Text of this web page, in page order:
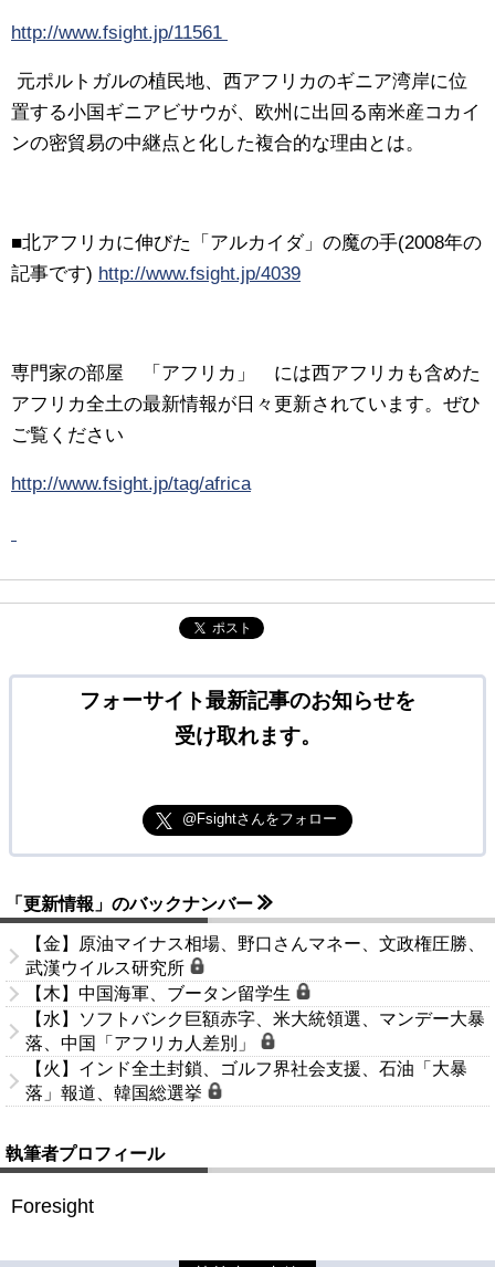
http://www.fsight.jp/11561
元ポルトガルの植民地、西アフリカのギニア湾岸に位
置する小国ギニアビサウが、欧州に出回る南米産コカイ
ンの密貿易の中継点と化した複合的な理由とは。
■北アフリカに伸びた「アルカイダ」の魔の手(2008年の
記事です) http://www.fsight.jp/4039
専門家の部屋 「アフリカ」 には西アフリカも含めた
アフリカ全土の最新情報が日々更新されています。ぜひ
ご覧ください
http://www.fsight.jp/tag/africa
ポスト
フォーサイト最新記事のお知らせを
受け取れます。
@Fsightさんをフォロー
「更新情報」のバックナンバー
【金】原油マイナス相場、野口さんマネー、文政権圧勝、
武漢ウイルス研究所
【木】中国海軍、ブータン留学生
【水】ソフトバンク巨額赤字、米大統領選、マンデー大暴
落、中国「アフリカ人差別」
【火】インド全土封鎖、ゴルフ界社会支援、石油「大暴
落」報道、韓国総選挙
執筆者プロフィール
Foresight